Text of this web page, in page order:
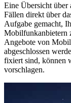
Eine Übersicht über
Fällen direkt über
Aufgabe gemacht,
Mobilfunkanbietern
Angebote von
abgeschlossen
fixiert sind, können
vorschlagen.